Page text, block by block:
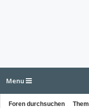
Menu
Foren durchsuchen